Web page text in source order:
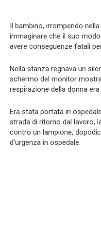
Il bambino, irrompendo
immaginare che il suo
avere conseguenze fatali
Nella stanza regnava un
schermo del monitor
respirazione della donna
Era stata portata in
strada di ritorno dal lavoro,
contro un lampione,
d’urgenza in ospedale.